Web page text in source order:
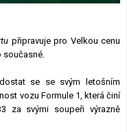
připravuje pro Velkou cenu
současné.
se se svým letošním
vozu Formule 1, která činí
za svými soupeři výrazně